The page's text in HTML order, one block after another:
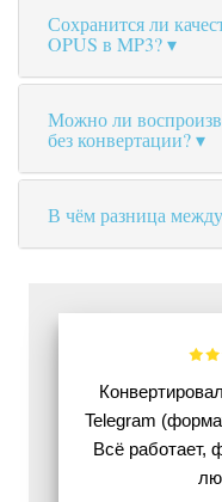
Сохранится ли
OPUS в MP3?
Можно ли
без конвертации?
В чём разница
Telegram
Всё работает,